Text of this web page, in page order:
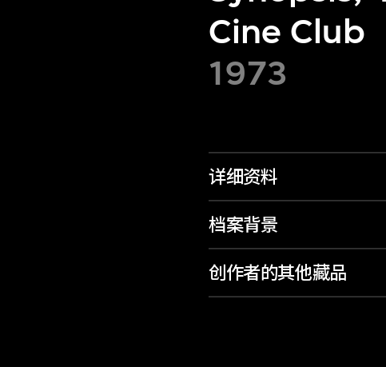
Cine Club
1973
详细资料
档案背景
创作者的其他藏品